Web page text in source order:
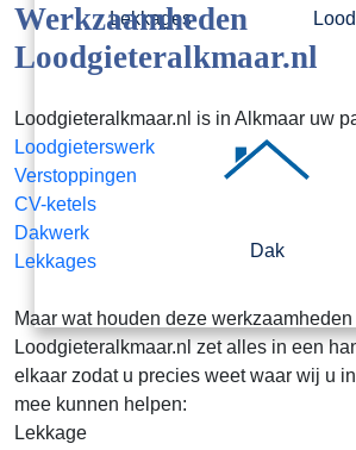
Lekkages
Dak
Werkzaamheden
Loodgieteralkmaar.nl
Loodgieteralkmaar.nl is in Alkmaar uw
Loodgieterswerk
Verstoppingen
CV-ketels
Dakwerk
Lekkages
Maar wat houden deze
Loodgieteralkmaar.nl zet alles in een
elkaar zodat u precies weet waar wij u in
mee kunnen helpen:
Lekkage